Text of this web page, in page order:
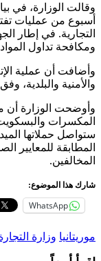
وقالت الوزارة، في
أسبوع من عمليات
التجارية. في إطار
ومكافحة تداول
وأضافت أن عملية
والأمنية والبلدية،
المكسرات
ستواصل حملاتها
المطابقة للمعايير
المخالفين.
شارك هذا الموضوع:
WhatsApp
موريتانيا وزارة